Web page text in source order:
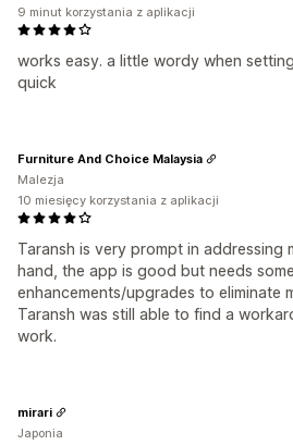
works easy. a little wordy when
quick
9 minut korzystania z aplikacji
Taransh is very prompt in addressing
hand, the app is good but needs some
enhancements/upgrades to eliminate
Taransh was still able to find a
work.
Furniture And Choice Malaysia
Malezja
10 miesięcy korzystania z aplikacji
mirari
Japonia